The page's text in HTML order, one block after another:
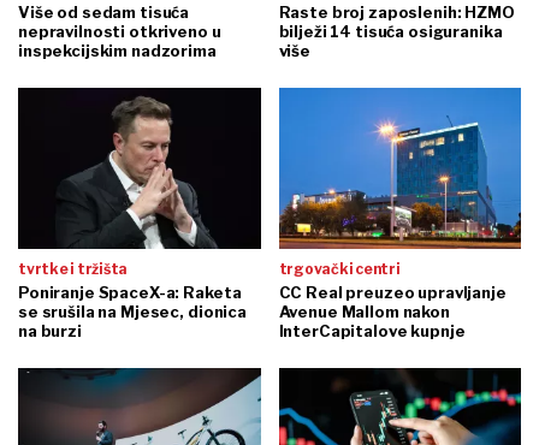
Više od sedam tisuća
nepravilnosti otkriveno u
inspekcijskim nadzorima
Raste broj zaposlenih: HZMO
bilježi 14 tisuća osiguranika
više
tvrtke i tržišta
Poniranje SpaceX-a: Raketa
se srušila na Mjesec, dionica
na burzi
trgovački centri
CC Real preuzeo upravljanje
Avenue Mallom nakon
InterCapitalove kupnje